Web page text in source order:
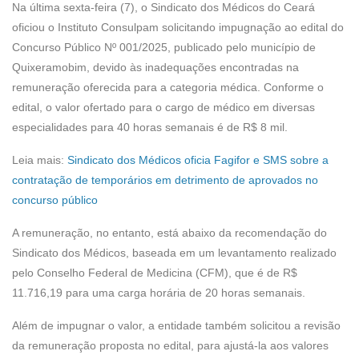
c
e
b
o
o
k
i
t
t
e
r
a
t
s
A
p
p
e
g
r
a
m
Na última sexta-feira (7), o Sindicato dos Médicos do Ceará
oficiou o Instituto Consulpam solicitando impugnação ao edital do
Concurso Público Nº 001/2025, publicado pelo município de
Quixeramobim, devido às inadequações encontradas na
remuneração oferecida para a categoria médica. Conforme o
edital, o valor ofertado para o cargo de médico em diversas
especialidades para 40 horas semanais é de R$ 8 mil.
Leia mais: Sindicato dos Médicos oficia Fagifor e SMS sobre a
contratação de temporários em detrimento de aprovados no
concurso público
A remuneração, no entanto, está abaixo da recomendação do
Sindicato dos Médicos, baseada em um levantamento realizado
pelo Conselho Federal de Medicina (CFM), que é de R$
11.716,19 para uma carga horária de 20 horas semanais.
Além de impugnar o valor, a entidade também solicitou a revisão
da remuneração proposta no edital, para ajustá-la aos valores